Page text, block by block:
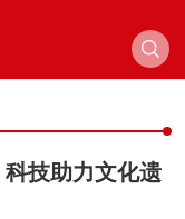
科技助力文化遗